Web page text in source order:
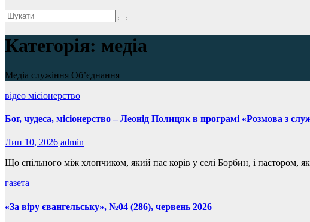
Категорія: медіа
Медіа служіння Об’єднання
відео місіонерство
Бог, чудеса, місіонерство – Леонід Полицяк в програмі «Розмова з
Лип 10, 2026 admin
Що спільного між хлопчиком, який пас корів у селі Борбин, і пастором,
газета
«За віру євангельську», №04 (286), червень 2026